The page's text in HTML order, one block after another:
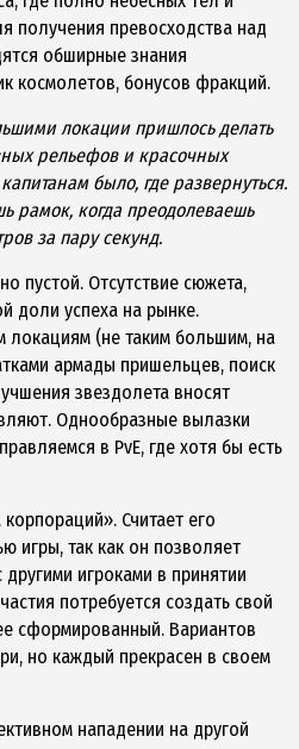
получения превосходства над
обширные знания
космолетов, бонусов фракций.
локации пришлось делать
рельефов и красочных
было, где развернуться.
рамок, когда преодолеваешь
за пару секунд.
пустой. Отсутствие сюжета,
доли успеха на рынке.
локациям (не таким большим, на
армады пришельцев, поиск
звездолета вносят
Однообразные вылазки
в PvE, где хотя бы есть
Считает его
игры, так как он позволяет
игроками в принятии
потребуется создать свой
сформированный. Вариантов
но каждый прекрасен в своем
нападении на другой